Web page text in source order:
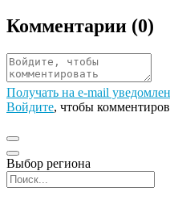
Комментарии (0)
Получать на e‑mail
Войдите, чтобы
Выбор региона